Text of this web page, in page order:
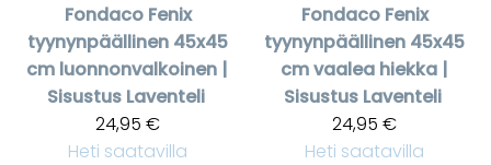
Fondaco Fenix
tyynynpäällinen 45x45
cm luonnonvalkoinen |
Sisustus Laventeli
24,95 €
Heti saatavilla
Fondaco Fenix
tyynynpäällinen 45x45
cm vaalea hiekka |
Sisustus Laventeli
24,95 €
Heti saatavilla